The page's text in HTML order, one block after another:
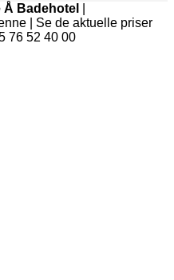
Å Badehotel
| Se de aktuelle priser
76 52 40 00